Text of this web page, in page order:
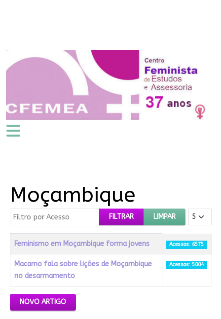
Moçambique
Filtro por Acesso FILTRAR LIMPAR Mostrar #
Título Acessos
Feminismo em Moçambique forma jovens Acessos: 6575
Macamo fala sobre lições de Moçambique
no desarmamento
Acessos: 5004
NOVO ARTIGO